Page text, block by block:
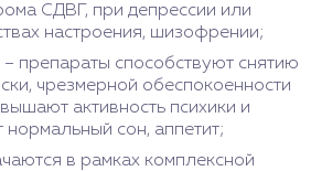
СДВГ, при депрессии или
настроения, шизофрении;
– препараты способствуют снятию
чрезмерной обеспокоенности
активность психики и
нормальный сон, аппетит;
в рамках комплексной